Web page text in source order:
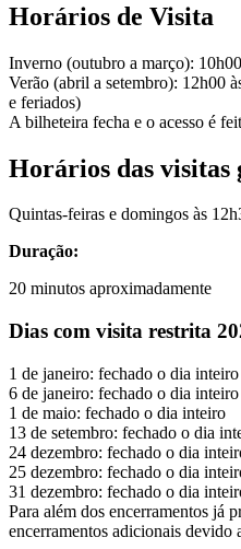
Horários de Visita
Inverno (outubro a março):
Verão (abril a setembro): 12h00
e feriados)
A bilheteira fecha e o acesso é
Horários das visitas
Quintas-feiras e domingos às
Duração:
20 minutos aproximadamente
Dias com visita restrita
1 de janeiro: fechado o dia inteiro
6 de janeiro: fechado o dia inteiro
1 de maio: fechado o dia inteiro
13 de setembro: fechado o dia
24 dezembro: fechado o dia
25 dezembro: fechado o dia
31 dezembro: fechado o dia
Para além dos encerramentos já
encerramentos adicionais devido